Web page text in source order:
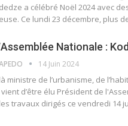
a célébré Noël 2024 avec
Ce lundi 23 décembre, plus
Nationale :
14 Juin 2024
ministre de l’urbanisme, de
d’être élu Président de
travaux dirigés ce vendredi 14